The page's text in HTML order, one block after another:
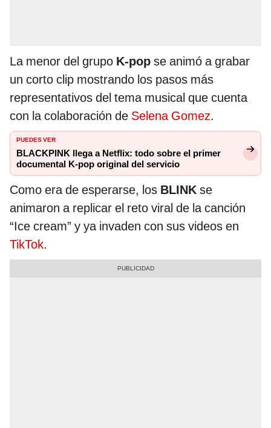
La menor del grupo K-pop se animó a grabar
un corto clip mostrando los pasos más
representativos del tema musical que cuenta
con la colaboración de Selena Gomez.
PUEDES VER
BLACKPINK llega a Netflix: todo sobre el primer
documental K-pop original del servicio
Como era de esperarse, los BLINK se
animaron a replicar el reto viral de la canción
“Ice cream” y ya invaden con sus videos en
TikTok.